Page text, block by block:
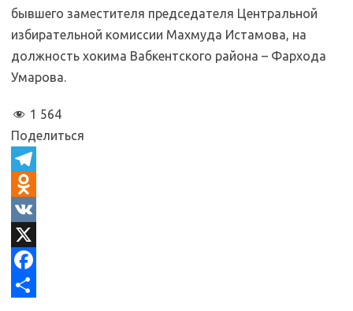
бывшего заместителя председателя Центральной
избирательной комиссии Махмуда Истамова, на
должность хокима Вабкентского района – Фархода
Умарова.
1 564
Поделиться
T
e
e
g
O
d
n
o
V
KX
F